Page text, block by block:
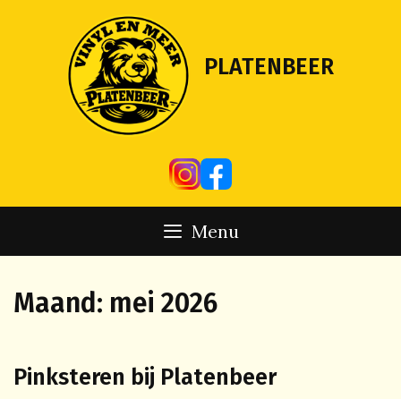
content
PLATENBEER
Menu
Maand: mei 2026
Pinksteren bij Platenbeer